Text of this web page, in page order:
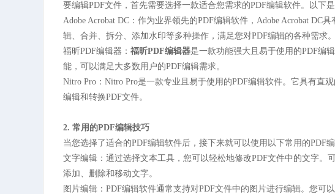
要编辑PDF文件，首先需要选择一款适合您需求的PDF编辑软件。以下
Adobe Acrobat DC：作为业界领先的PDF编辑软件，Adobe Acrobat DC
辑、合并、拆分、添加水印等多种操作，满足您对PDF编辑的各种需求。
福昕PDF编辑器： 福昕PDF编辑器是一款功能强大且易于使用的PDF编
能，可以满足大多数用户的PDF编辑需求。
Nitro Pro：Nitro Pro是一款专业且易于使用的PDF编辑软件。它具有直
编辑和转换PDF文件。
2. 常用的PDF编辑技巧
当您选择了适合的PDF编辑软件后，接下来就可以使用以下常用的PDF编
文字编辑：通过选择文本工具，您可以轻松地修改PDF文件中的文字。
添加、删除和移动文字。
图片编辑：PDF编辑软件通常支持对PDF文件中的图片进行编辑。您可